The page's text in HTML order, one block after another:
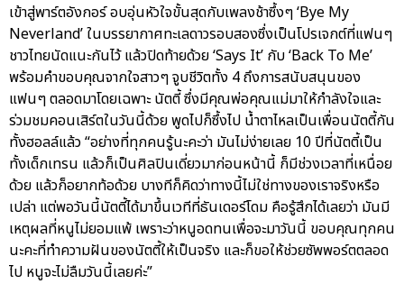
เข้าสู่พาร์ตอังกอร์ อบอุ่นหัวใจขั้นสุดกับเพลงช้าซึ้งๆ ‘Bye My
Neverland’ ในบรรยากาศทะเลดาวรอบสองซึ่งเป็นโปรเจกต์ที่แฟนๆ
ชาวไทยนัดแนะกันไว้ แล้วปิดท้ายด้วย ‘Says It’ กับ ‘Back To Me’
พร้อมคำขอบคุณจากใจสาวๆ จูบชีวิตทั้ง 4 ถึงการสนับสนุนของ
แฟนๆ ตลอดมาโดยเฉพาะ นัตตี้ ซึ่งมีคุณพ่อคุณแม่มาให้กำลังใจและ
ร่วมชมคอนเสิร์ตในวันนี้ด้วย พูดไปก็ซึ้งไป น้ำตาไหลเป็นเพื่อนนัตตี้กัน
ทั้งฮอลล์แล้ว “อย่างที่ทุกคนรู้นะคะว่า มันไม่ง่ายเลย 10 ปีที่นัตตี้เป็น
ทั้งเด็กเทรน แล้วก็เป็นศิลปินเดี่ยวมาก่อนหน้านี้ ก็มีช่วงเวลาที่เหนื่อย
ด้วย แล้วก็อยากท้อด้วย บางทีก็คิดว่าทางนี้ไม่ใช่ทางของเราจริงหรือ
เปล่า แต่พอวันนี้นัตตี้ได้มาขึ้นเวทีที่ธันเดอร์โดม คือรู้สึกได้เลยว่า มันมี
เหตุผลที่หนูไม่ยอมแพ้ เพราะว่าหนูอดทนเพื่อจะมาวันนี้ ขอบคุณทุกคน
นะคะที่ทำความฝันของนัตตี้ให้เป็นจริง และก็ขอให้ช่วยซัพพอร์ตตลอด
ไป หนูจะไม่ลืมวันนี้เลยค่ะ”